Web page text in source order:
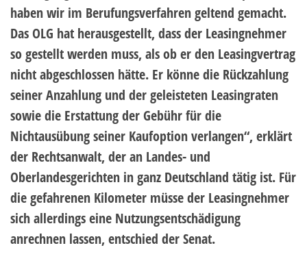
haben wir im Berufungsverfahren geltend gemacht.
Das OLG hat herausgestellt, dass der Leasingnehmer
so gestellt werden muss, als ob er den Leasingvertrag
nicht abgeschlossen hätte. Er könne die Rückzahlung
seiner Anzahlung und der geleisteten Leasingraten
sowie die Erstattung der Gebühr für die
Nichtausübung seiner Kaufoption verlangen“, erklärt
der Rechtsanwalt, der an Landes- und
Oberlandesgerichten in ganz Deutschland tätig ist. Für
die gefahrenen Kilometer müsse der Leasingnehmer
sich allerdings eine Nutzungsentschädigung
anrechnen lassen, entschied der Senat.